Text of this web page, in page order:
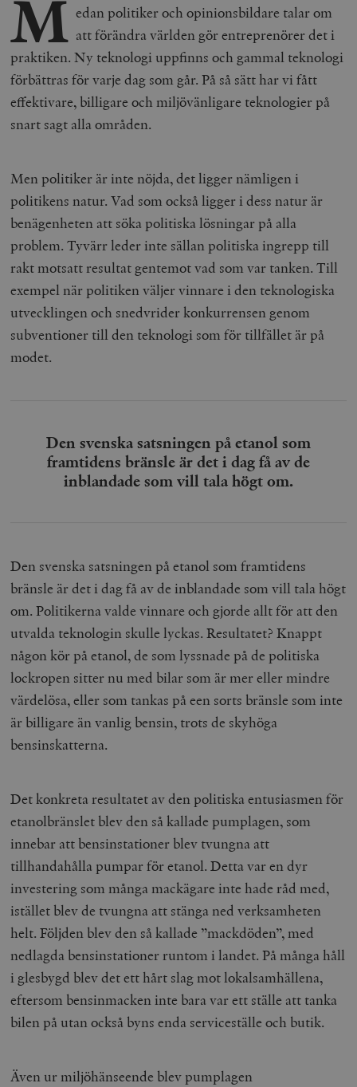
M edan politiker och opinionsbildare talar om
att förändra världen gör entreprenörer det i
praktiken. Ny teknologi uppfinns och gammal teknologi
förbättras för varje dag som går. På så sätt har vi fått
effektivare, billigare och miljövänligare teknologier på
snart sagt alla områden.
Men politiker är inte nöjda, det ligger nämligen i
politikens natur. Vad som också ligger i dess natur är
benägenheten att söka politiska lösningar på alla
problem. Tyvärr leder inte sällan politiska ingrepp till
rakt motsatt resultat gentemot vad som var tanken. Till
exempel när politiken väljer vinnare i den teknologiska
utvecklingen och snedvrider konkurrensen genom
subventioner till den teknologi som för tillfället är på
modet.
Den svenska satsningen på etanol som
framtidens bränsle är det i dag få av de
inblandade som vill tala högt om.
Den svenska satsningen på etanol som framtidens
bränsle är det i dag få av de inblandade som vill tala högt
om. Politikerna valde vinnare och gjorde allt för att den
utvalda teknologin skulle lyckas. Resultatet? Knappt
någon kör på etanol, de som lyssnade på de politiska
lockropen sitter nu med bilar som är mer eller mindre
värdelösa, eller som tankas på een sorts bränsle som inte
är billigare än vanlig bensin, trots de skyhöga
bensinskatterna.
Det konkreta resultatet av den politiska entusiasmen för
etanolbränslet blev den så kallade pumplagen, som
innebar att bensinstationer blev tvungna att
tillhandahålla pumpar för etanol. Detta var en dyr
investering som många mackägare inte hade råd med,
istället blev de tvungna att stänga ned verksamheten
helt. Följden blev den så kallade ”mackdöden”, med
nedlagda bensinstationer runtom i landet. På många håll
i glesbygd blev det ett hårt slag mot lokalsamhällena,
eftersom bensinmacken inte bara var ett ställe att tanka
bilen på utan också byns enda serviceställe och butik.
Även ur miljöhänseende blev pumplagen